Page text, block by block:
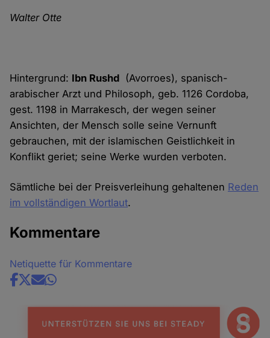
Walter Otte
Hintergrund: Ibn Rushd (Avorroes), spanisch-
arabischer Arzt und Philosoph, geb. 1126 Cordoba,
gest. 1198 in Marrakesch, der wegen seiner
Ansichten, der Mensch solle seine Vernunft
gebrauchen, mit der islamischen Geistlichkeit in
Konflikt geriet; seine Werke wurden verboten.
Sämtliche bei der Preisverleihung gehaltenen Reden
im vollständigen Wortlaut.
Kommentare
Netiquette für Kommentare
Share
news